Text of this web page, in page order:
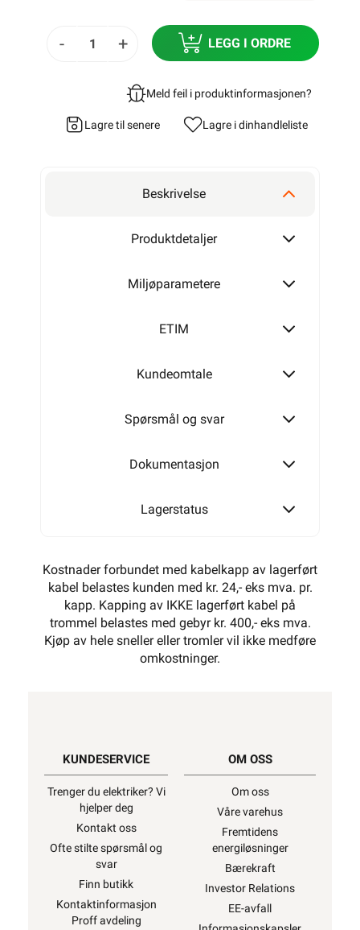
- + LEGG I ORDRE
Meld feil i produktinformasjonen?
Lagre til senere Lagre i dinhandleliste
Beskrivelse
Produktdetaljer
Miljøparametere
ETIM
Kundeomtale
Spørsmål og svar
Dokumentasjon
Lagerstatus
Kostnader forbundet med kabelkapp av lagerført
kabel belastes kunden med kr. 24,- eks mva. pr.
kapp. Kapping av IKKE lagerført kabel på
trommel belastes med gebyr kr. 400,- eks mva.
Kjøp av hele sneller eller tromler vil ikke medføre
omkostninger.
KUNDESERVICE
Trenger du elektriker? Vi
hjelper deg
Kontakt oss
Ofte stilte spørsmål og
svar
Finn butikk
Kontaktinformasjon
Proff avdeling
OM OSS
Om oss
Våre varehus
Fremtidens
energiløsninger
Bærekraft
Investor Relations
EE-avfall